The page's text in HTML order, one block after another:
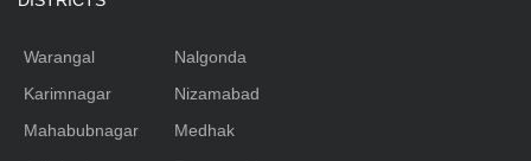
Warangal
Karimnagar
Mahabubnagar
Nalgonda
Nizamabad
Medhak